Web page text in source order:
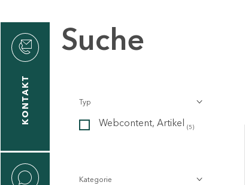
KONTAKT
Suche
Typ
Webcontent, Artikel (5)
Kategorie